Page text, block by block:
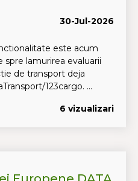
30-Jul-2026
este acum
spre lamurirea evaluarii
de transport deja
123cargo. ...
6 vizualizari